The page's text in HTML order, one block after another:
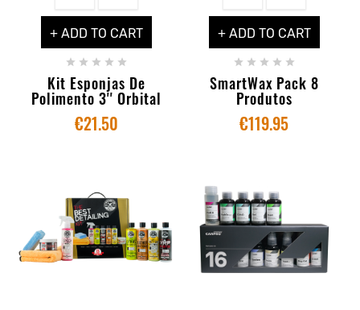
+ ADD TO CART
    
Kit Esponjas De
Polimento 3'' Orbital
€21.50
+ ADD TO CART
    
SmartWax Pack 8
Produtos
€119.95